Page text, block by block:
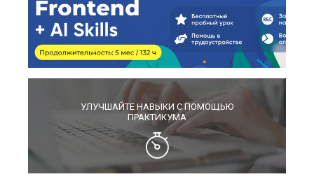
УЛУЧШАЙТЕ НАВЫКИ С ПОМОЩЬЮ
ПРАКТИКУМА